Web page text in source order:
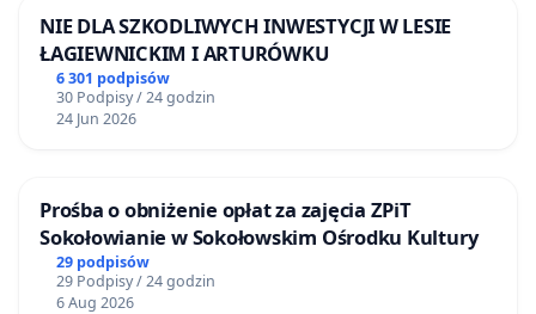
NIE DLA SZKODLIWYCH INWESTYCJI W LESIE
ŁAGIEWNICKIM I ARTURÓWKU
6 301 podpisów
30 Podpisy / 24 godzin
24 Jun 2026
Prośba o obniżenie opłat za zajęcia ZPiT
Sokołowianie w Sokołowskim Ośrodku Kultury
29 podpisów
29 Podpisy / 24 godzin
6 Aug 2026